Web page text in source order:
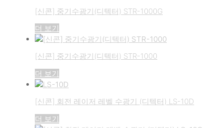
[신콘] 중기수광기(디텍터) STR-1000G
더 보기
[신콘] 중기수광기(디텍터) STR-1000
더 보기
[신콘] 회전 레이저 레벨 수광기 (디텍터) LS-10D
더 보기